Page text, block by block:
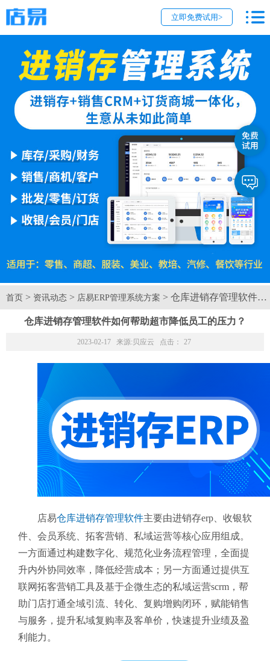
立即免费试用>
首页 > 资讯动态 > 店易ERP管理系统方案 > 仓库进销存管理软件
仓库进销存管理软件如何帮助超市降低员工的压力？
2023-02-17 来源: 贝应云 点击： 27
店易仓库进销存管理软件主要由进销存erp、收银软
件、会员系统、拓客营销、私域运营等核心应用组成。
一方面通过构建数字化、规范化业务流程管理，全面提
升内外协同效率，降低经营成本；另一方面通过提供互
联网拓客营销工具及基于企微生态的私域运营scrm，帮
助门店打通全域引流、转化、复购增购闭环，赋能销售
与服务，提升私域复购率及客单价，快速提升业绩及盈
利能力。